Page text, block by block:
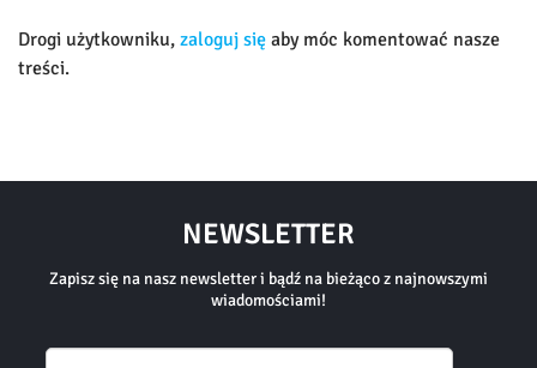
Drogi użytkowniku, zaloguj się aby móc komentować nasze
treści.
NEWSLETTER
Zapisz się na nasz newsletter i bądź na bieżąco z najnowszymi
wiadomościami!